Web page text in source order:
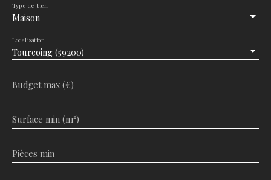
Maison
Type de bien
Tourcoing (59200)
Localisation
Budget max (€)
Surface min (m²)
Pièces min